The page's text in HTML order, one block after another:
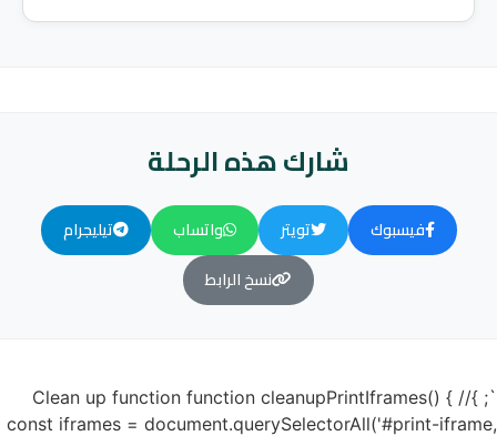
شارك هذه الرحلة
فيسبوك تويتر واتساب
تيليجرام
نسخ الرابط
`; }// Clean up function function cleanupPrintIframes() {
const iframes = document.querySelectorAll('#print-iframe,